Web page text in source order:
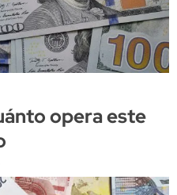
opera este